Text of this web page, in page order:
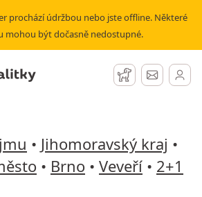
prochází údržbou nebo jste offline. Některé
mohou být dočasně nedostupné.
Hlídací pes
Zprávy
při pohybu v mapě
• Jihomoravský kraj •
• Brno • Veveří • 2+1